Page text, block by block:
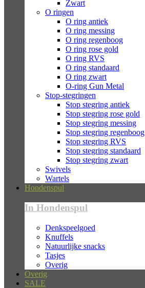
Zwart
O ringen
O ring antiek
O ring messing
O ring regenboog
O ring rose gold
O ring RVS
O ring standaard
O ring zwart
O-ring Gun Metal
Stop-stegringen
Stop stegring antiek
Stop stegring rose gold
Stop stegring messing
Stop stegring regenboog
Stop stegring RVS
Stop stegring standaard
Stop stegring zwart
Swivels
Wartels
Hondenspul
In Hondenspul
Denkspeelgoed
Knuffels
Natuurlijke snacks
Tasjes
Overig
Overig
SALE